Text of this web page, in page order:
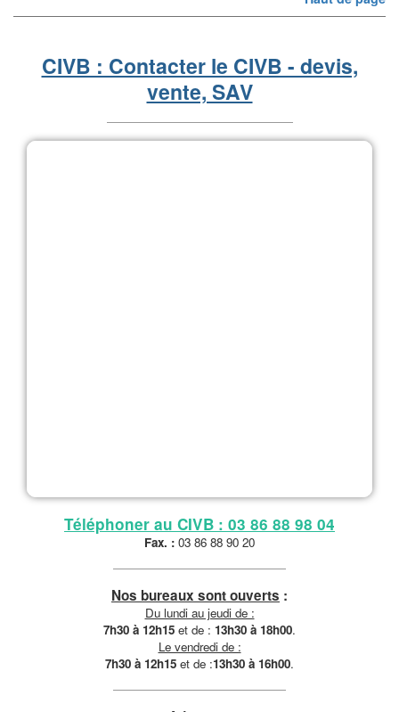
CIVB : Contacter le CIVB - devis,
vente, SAV
Téléphoner au CIVB : 03 86 88 98 04
Fax. : 03 86 88 90 20
Nos bureaux sont ouverts :
Du lundi au jeudi de :
7h30 à 12h15 et de : 13h30 à 18h00.
Le vendredi de :
7h30 à 12h15 et de :13h30 à 16h00.